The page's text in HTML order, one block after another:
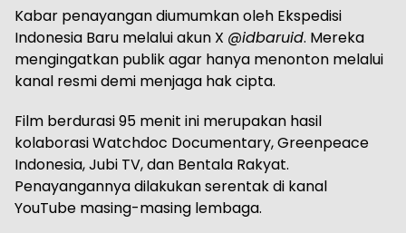
Kabar penayangan diumumkan oleh Ekspedisi
Indonesia Baru melalui akun X @idbaruid. Mereka
mengingatkan publik agar hanya menonton melalui
kanal resmi demi menjaga hak cipta.
Film berdurasi 95 menit ini merupakan hasil
kolaborasi Watchdoc Documentary, Greenpeace
Indonesia, Jubi TV, dan Bentala Rakyat.
Penayangannya dilakukan serentak di kanal
YouTube masing-masing lembaga.